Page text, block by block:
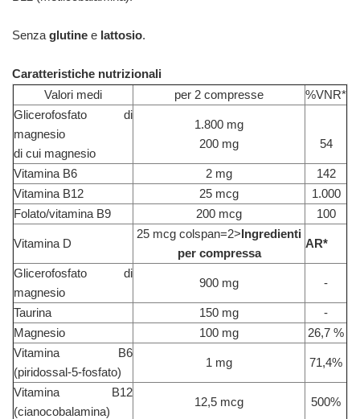
Senza glutine e lattosio.
Caratteristiche nutrizionali
Valori medi
per 2 compresse
%VNR*
Glicerofosfato di
magnesio
di cui magnesio
1.800 mg
200 mg
54
Vitamina B6 2 mg
142
Vitamina B12
25 mcg
1.000
Folato/vitamina B9
200 mcg 100
Vitamina D
25 mcg colspan=2>Ingredienti
per compressa
AR*
Glicerofosfato di
magnesio
900 mg -
Taurina 150 mg
-
Magnesio
100 mg
26,7 %
Vitamina B6
(piridossal-5-fosfato)
1 mg 71,4%
Vitamina B12
(cianocobalamina)
12,5 mcg 500%